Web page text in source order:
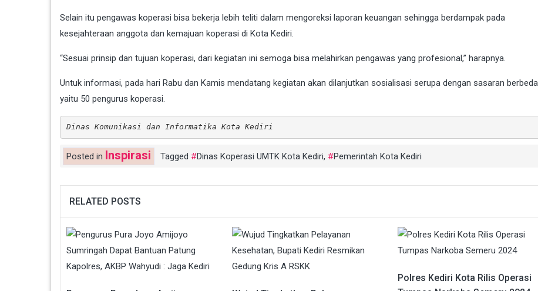
Selain itu pengawas koperasi bisa bekerja lebih teliti dalam mengoreksi laporan keuangan sehingga berdampak pada
kesejahteraan anggota dan kemajuan koperasi di Kota Kediri.
“Sesuai prinsip dan tujuan koperasi, dari kegiatan ini semoga bisa melahirkan pengawas yang profesional,” harapnya.
Untuk informasi, pada hari Rabu dan Kamis mendatang kegiatan akan dilanjutkan sosialisasi serupa dengan sasaran berbeda
yaitu 50 pengurus koperasi.
Dinas Komunikasi dan Informatika Kota Kediri
Posted in Inspirasi Tagged Dinas Koperasi UMTK Kota Kediri, Pemerintah Kota Kediri
RELATED POSTS
Polres Kediri Kota Rilis Operasi